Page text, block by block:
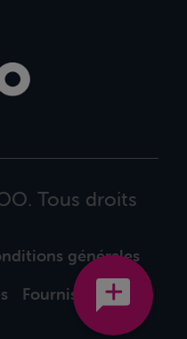
Tous droits
générales
Fournisseurs